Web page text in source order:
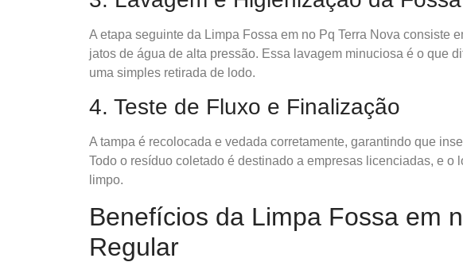
A etapa seguinte da Limpa Fossa em no Pq Terra Nova consiste
jatos de água de alta pressão. Essa lavagem minuciosa é o que
uma simples retirada de lodo.
4. Teste de Fluxo e Finalização
A tampa é recolocada e vedada corretamente, garantindo que
Todo o resíduo coletado é destinado a empresas licenciadas, e o
limpo.
Benefícios da Limpa Fossa em
Regular